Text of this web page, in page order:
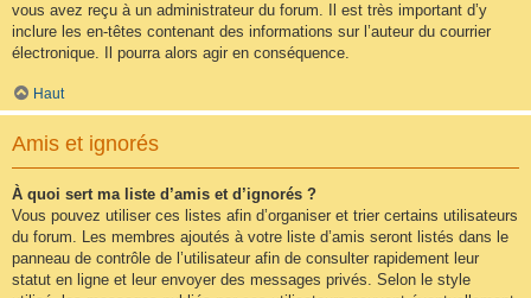
vous avez reçu à un administrateur du forum. Il est très important d’y
inclure les en-têtes contenant des informations sur l’auteur du courrier
électronique. Il pourra alors agir en conséquence.
Haut
Amis et ignorés
À quoi sert ma liste d’amis et d’ignorés ?
Vous pouvez utiliser ces listes afin d’organiser et trier certains utilisateurs
du forum. Les membres ajoutés à votre liste d’amis seront listés dans le
panneau de contrôle de l’utilisateur afin de consulter rapidement leur
statut en ligne et leur envoyer des messages privés. Selon le style